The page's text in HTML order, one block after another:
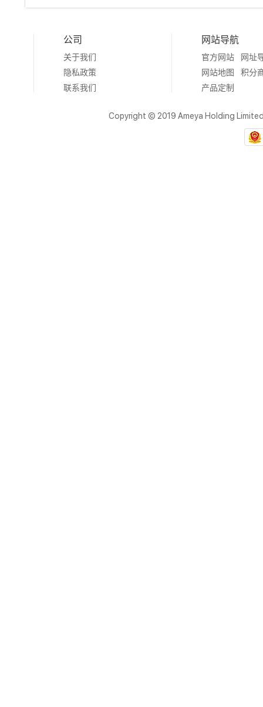
公司
关于我们
隐私政策
联系我们
网站导航
官方网站
网址
网站地图
积分
产品定制
Copyright © 2019 Ameya Holding